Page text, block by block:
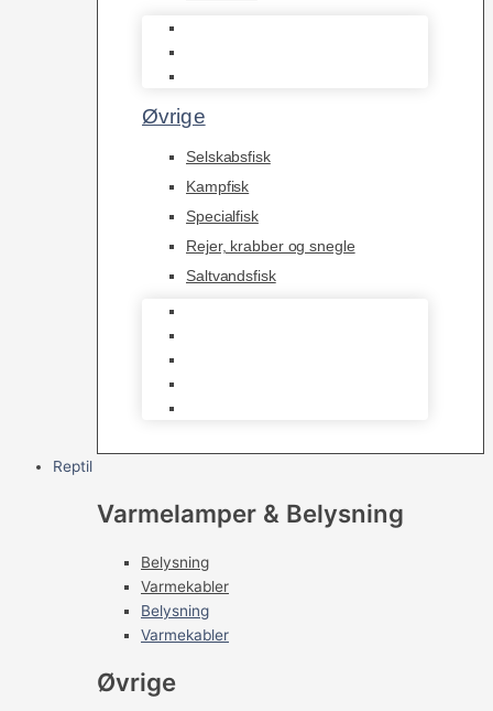
Øvrige
Selskabsfisk
Kampfisk
Specialfisk
Rejer, krabber og snegle
Saltvandsfisk
Reptil
Varmelamper & Belysning
Belysning
Varmekabler
Belysning
Varmekabler
Øvrige